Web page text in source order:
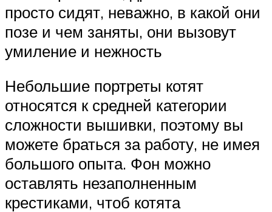
просто сидят, неважно, в какой они
позе и чем заняты, они вызовут
умиление и нежность
Небольшие портреты котят
относятся к средней категории
сложности вышивки, поэтому вы
можете браться за работу, не имея
большого опыта. Фон можно
оставлять незаполненным
крестиками, чтоб котята